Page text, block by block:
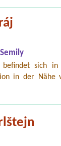
Semily
befindet sich
in der Nähe